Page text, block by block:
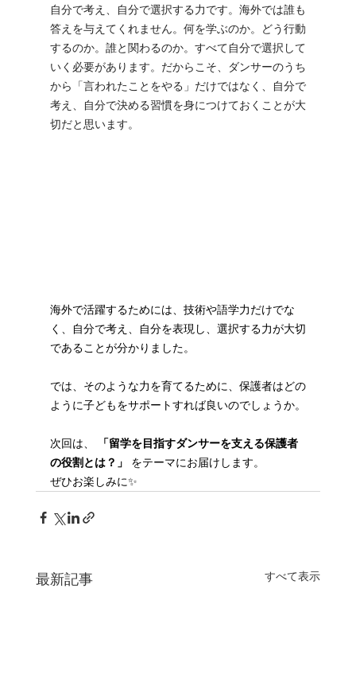
自分で考え、自分で選択する力です。海外では誰も
答えを与えてくれません。何を学ぶのか。どう行動
するのか。誰と関わるのか。すべて自分で選択して
いく必要があります。だからこそ、ダンサーのうち
から「言われたことをやる」だけではなく、自分で
考え、自分で決める習慣を身につけておくことが大
切だと思います。
海外で活躍するためには、技術や語学力だけでな
く、自分で考え、自分を表現し、選択する力が大切
であることが分かりました。
では、そのような力を育てるために、保護者はどの
ように子どもをサポートすれば良いのでしょうか。
次回は、
「留学を目指すダンサーを支える保護者
の役割とは？」
をテーマにお届けします。
ぜひお楽しみに✨
最新記事 すべて表示